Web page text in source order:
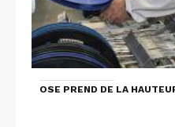
OSE PREND DE LA